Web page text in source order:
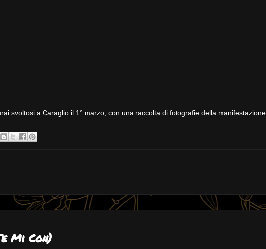
svoltosi a Caraglio il 1° marzo, con una raccolta di fotografie della manifestazione
Mi Con)